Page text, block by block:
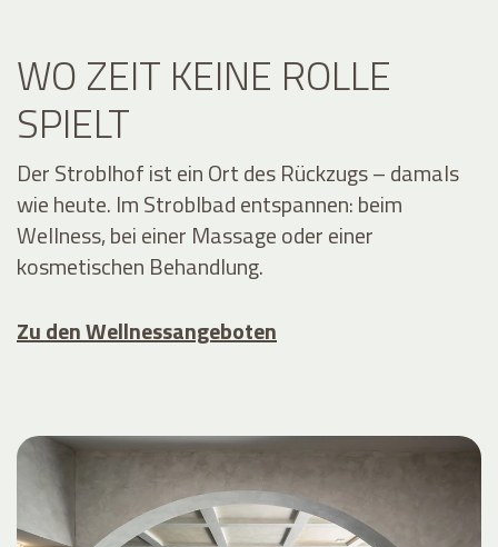
WO ZEIT KEINE ROLLE
SPIELT
Der Stroblhof ist ein Ort des Rückzugs – damals
wie heute. Im Stroblbad entspannen: beim
Wellness, bei einer Massage oder einer
kosmetischen Behandlung.
Zu den Wellnessangeboten